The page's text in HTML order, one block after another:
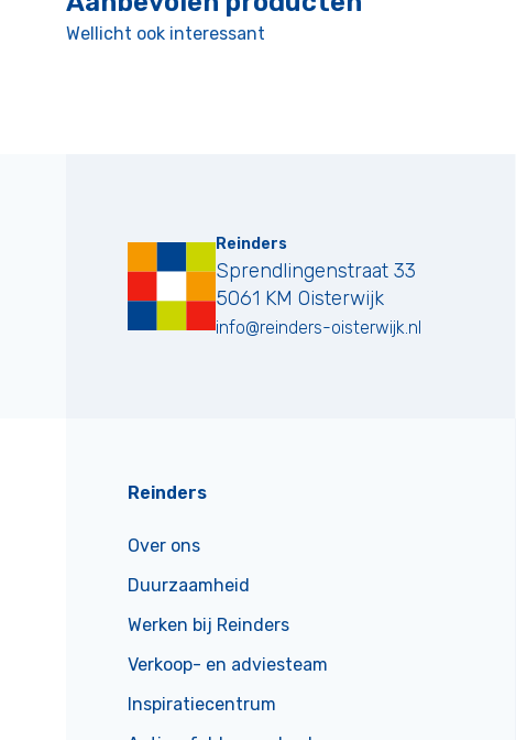
Wellicht ook interessant
Reinders
Sprendlingenstraat 33
5061 KM Oisterwijk
info@reinders-oisterwijk.nl
Reinders
Over ons
Duurzaamheid
Werken bij Reinders
Verkoop- en adviesteam
Inspiratiecentrum